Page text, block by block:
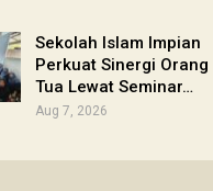
Sekolah Islam Impian
Perkuat Sinergi Orang
Tua Lewat Seminar…
Aug 7, 2026